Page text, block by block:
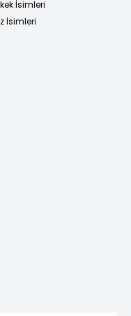
İsimleri
İsimleri